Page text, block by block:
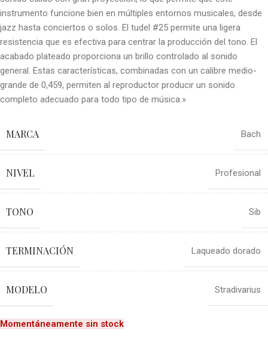
instrumento funcione bien en múltiples entornos musicales, desde
jazz hasta conciertos o solos. El tudel #25 permite una ligera
resistencia que es efectiva para centrar la producción del tono. El
acabado plateado proporciona un brillo controlado al sonido
general. Estas características, combinadas con un calibre medio-
grande de 0,459, permiten al reproductor producir un sonido
completo adecuado para todo tipo de música.»
MARCA Bach
NIVEL Profesional
TONO Sib
TERMINACIÓN Laqueado dorado
MODELO Stradivarius
Momentáneamente sin stock